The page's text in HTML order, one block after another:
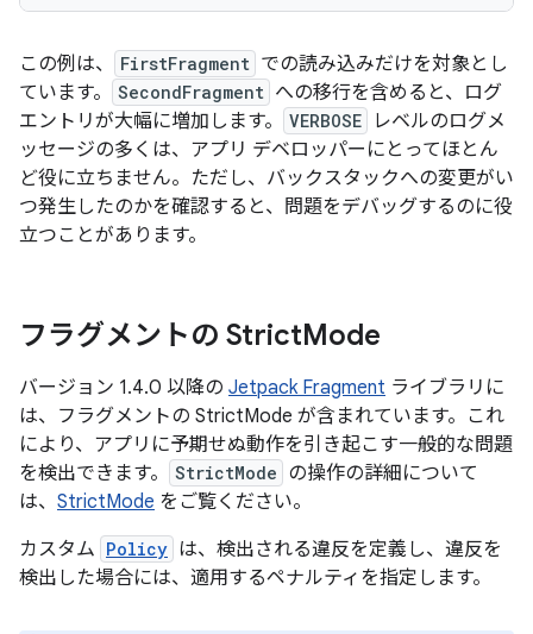
この例は、 FirstFragment での読み込みだけを対象とし
ています。
SecondFragment への移行を含めると、ログ
エントリが大幅に増加します。
VERBOSE
レベルのログメ
ッセージの多くは、アプリ デベロッパーにとってほとん
ど役に立ちません。ただし、バックスタックへの変更がい
つ発生したのかを確認すると、問題をデバッグするのに役
立つことがあります。
フラグメントの StrictMode
バージョン 1.4.0 以降の Jetpack Fragment ライブラリに
は、フラグメントの StrictMode が含まれています。これ
により、アプリに予期せぬ動作を引き起こす一般的な問題
を検出できます。
StrictMode の操作の詳細について
は、 StrictMode をご覧ください。
カスタム Policy は、検出される違反を定義し、違反を
検出した場合には、適用するペナルティを指定します。